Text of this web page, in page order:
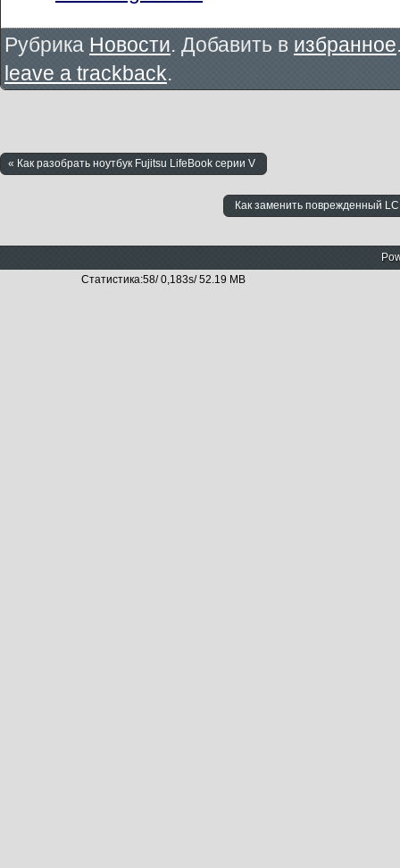
Рубрика Новости. Добавить в избранное
leave a trackback.
« Как разобрать ноутбук Fujitsu LifeBook серии V
Как заменить поврежденный
Статистика:58/ 0,183s/ 52.19 MB